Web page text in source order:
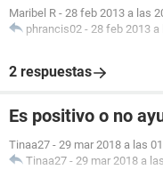
Maribel R - 28 feb 2013 a las
phrancis02 - 28 feb 2013 a
2 respuestas
Es positivo o no
Tinaa27 - 29 mar 2018 a las
Tinaa27 - 29 mar 2018 a